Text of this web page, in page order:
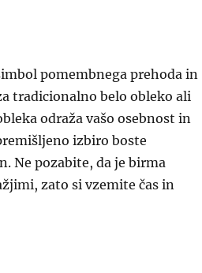
pomembnega prehoda in
tradicionalno belo obleko ali
odraža vašo osebnost in
izbiro boste
Ne pozabite, da je birma
zato si vzemite čas in